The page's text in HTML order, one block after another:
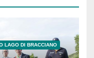
LAGO DI BRACCIANO